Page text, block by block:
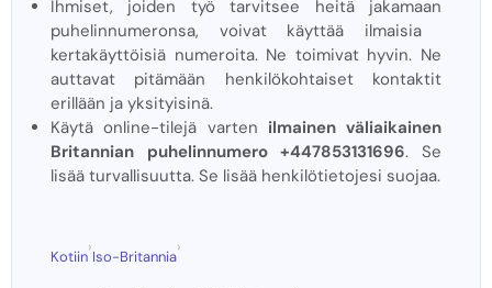
Ihmiset, joiden työ tarvitsee heitä jakamaan
puhelinnumeronsa, voivat käyttää ilmaisia ​​
kertakäyttöisiä numeroita. Ne toimivat hyvin. Ne
auttavat pitämään henkilökohtaiset kontaktit
erillään ja yksityisinä.
Käytä online-tilejä varten ilmainen väliaikainen
Britannian puhelinnumero +447853131696. Se
lisää turvallisuutta. Se lisää henkilötietojesi suojaa.
Kotiin
›
Iso-Britannia
›